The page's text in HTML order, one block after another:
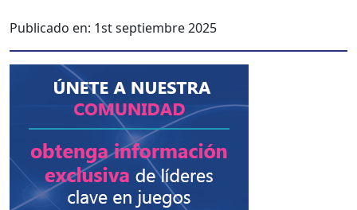
Publicado en: 1st septiembre 2025